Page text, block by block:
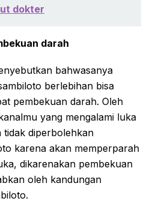
dokter
darah
bahwasanya
berlebihan bisa
pembekuan darah. Oleh
yang mengalami luka
tidak diperbolehkan
karena akan memperparah
dikarenakan pembekuan
oleh kandungan